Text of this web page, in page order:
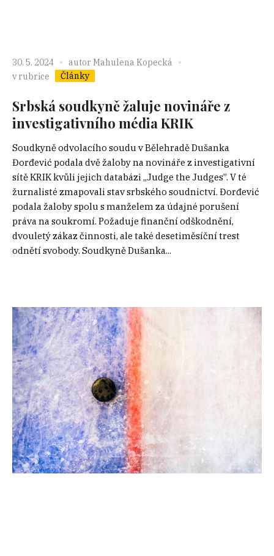
30. 5. 2024 autor Mahulena Kopecká
v rubrice
Články
Srbská soudkyně žaluje novináře z
investigativního média KRIK
Soudkyně odvolacího soudu v Bělehradě Dušanka
Đorđević podala dvě žaloby na novináře z investigativní
sítě KRIK kvůli jejich databázi „Judge the Judges”. V té
žurnalisté zmapovali stav srbského soudnictví. Đorđević
podala žaloby spolu s manželem za údajné porušení
práva na soukromí. Požaduje finanční odškodnění,
dvouletý zákaz činnosti, ale také desetiměsíční trest
odnětí svobody. Soudkyně Dušanka...